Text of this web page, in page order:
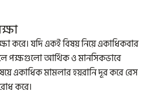
করে। যদি একই বিষয় নিয়ে একাধিকবার
পক্ষগুলো আর্থিক ও মানসিকভাবে
একাধিক মামলার হয়রানি দূর করে রেস
করে।